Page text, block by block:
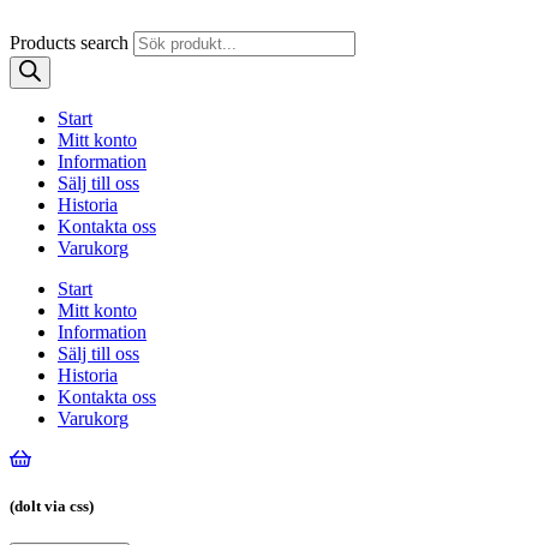
Products search
Start
Mitt konto
Information
Sälj till oss
Historia
Kontakta oss
Varukorg
Start
Mitt konto
Information
Sälj till oss
Historia
Kontakta oss
Varukorg
(dolt via css)